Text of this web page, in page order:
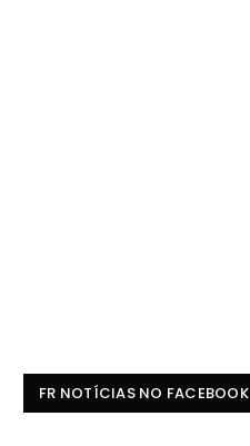
FR NOTÍCIAS NO FACEBOOK